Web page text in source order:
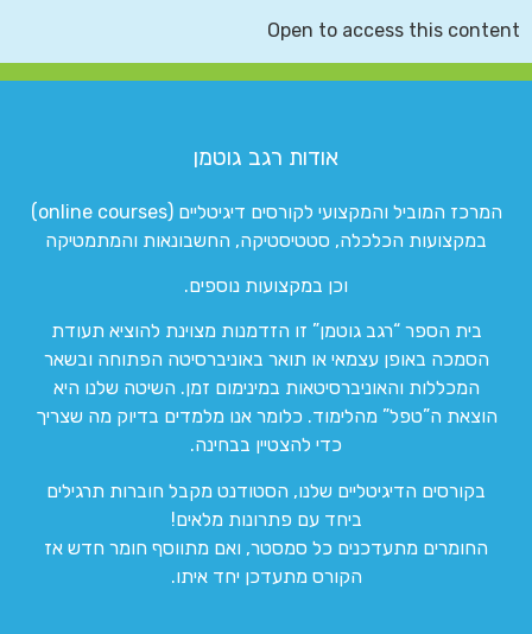
Open to access this content
אודות רגב גוטמן
המרכז המוביל והמקצועי לקורסים דיגיטליים (online courses)
במקצועות הכלכלה, סטטיסטיקה, החשבונאות והמתמטיקה
וכן במקצועות נוספים.
בית הספר “רגב גוטמן” זו הזדמנות מצוינת להוציא תעודת
הסמכה באופן עצמאי או תואר באוניברסיטה הפתוחה ובשאר
המכללות והאוניברסיטאות במינימום זמן. השיטה שלנו היא
הוצאת ה”טפל” מהלימוד. כלומר אנו מלמדים בדיוק מה שצריך
כדי להצטיין בבחינה.
בקורסים הדיגיטליים שלנו, הסטודנט מקבל חוברות תרגילים
ביחד עם פתרונות מלאים!
החומרים מתעדכנים כל סמסטר, ואם מתווסף חומר חדש אז
הקורס מתעדכן יחד איתו.